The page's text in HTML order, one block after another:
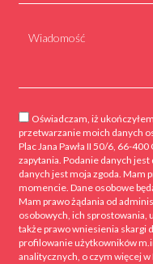
Oświadczam, iż
przetwarzanie moich danych
Plac Jana Pawła II 50/6, 66-
zapytania. Podanie danych
danych jest moja zgoda. Mam
momencie. Dane osobowe
Mam prawo żądania od
osobowych, ich sprostowania,
także prawo wniesienia skargi
profilowanie użytkowników
analitycznych, o czym więcej